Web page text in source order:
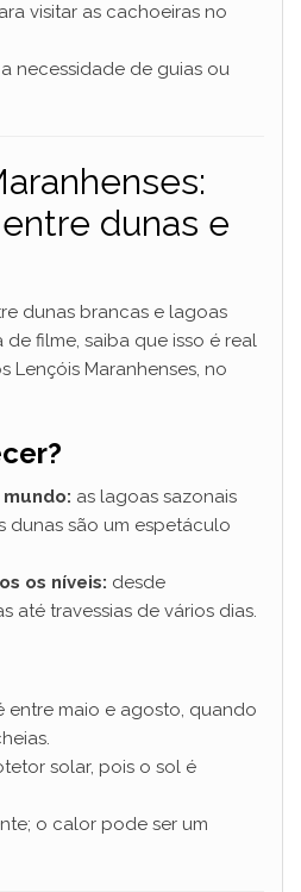
o
visitar as cachoeiras no
necessidade de guias ou
dunas e
dunas brancas e lagoas
filme, saiba que isso é real
Lençóis Maranhenses, no
as lagoas sazonais
dunas são um espetáculo
os níveis: desde
até travessias de vários dias.
entre maio e agosto, quando
solar, pois o sol é
o calor pode ser um